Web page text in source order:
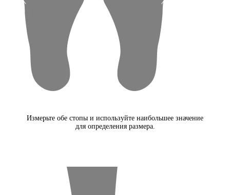
Измерьте обе стопы и используйте наибольшее значение
для определения размера.